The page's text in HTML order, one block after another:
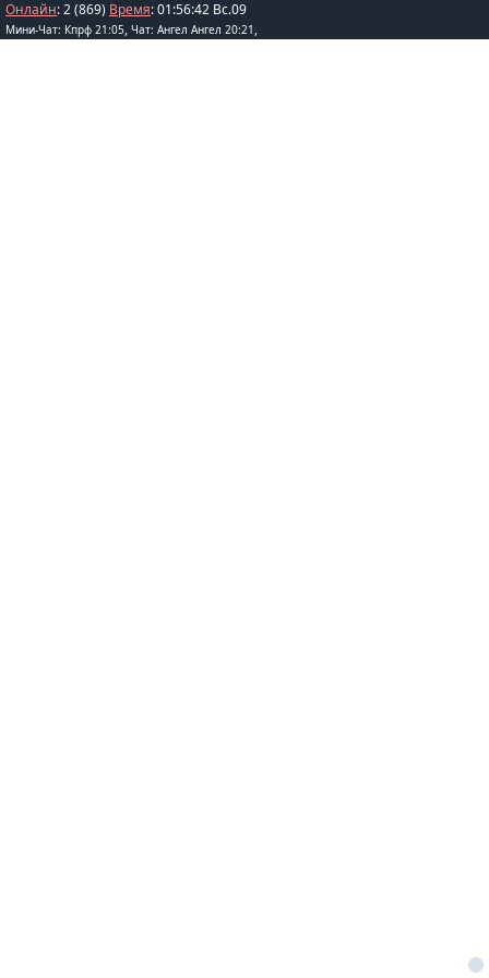
Онлайн: 2 (869) Время:01:56:42 Вс.09
Мини-Чат: Кпрф 21:05, Чат: Ангел Ангел 20:21 ,